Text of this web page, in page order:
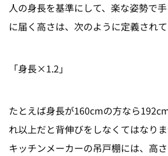
人の身長を基準にして、楽な姿勢で
に届く高さは、次のように定義されて
「身長×1.2」
たとえば身長が160cmの方なら
れ以上だと背伸びをしなくてはなりま
キッチンメーカーの吊戸棚には、高